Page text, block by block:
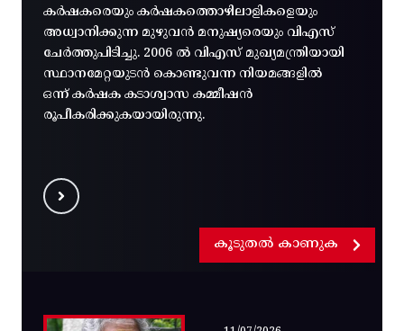
കർഷകരെയും കർഷകത്തൊഴിലാളികളെയും
അധ്വാനിക്കുന്ന മുഴുവൻ മനുഷ്യരെയും വിഎസ്
ചേർത്തുപിടിച്ചു. 2006 ൽ വിഎസ് മുഖ്യമന്ത്രിയായി
സ്ഥാനമേറ്റയുടൻ കൊണ്ടുവന്ന നിയമങ്ങളിൽ
ഒന്ന് കർഷക കടാശ്വാസ കമ്മീഷൻ
രൂപീകരിക്കുകയായിരുന്നു.
കൂടുതൽ കാണുക